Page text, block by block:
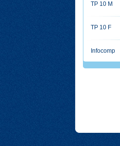
TP 10 M
TP 10 F
Infocomp